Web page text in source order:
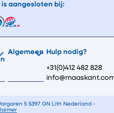
is aangesloten bij:
Algemeen Hulp nodig?
+31(0)412 482 828
5 5397 GN Lith Nederland -